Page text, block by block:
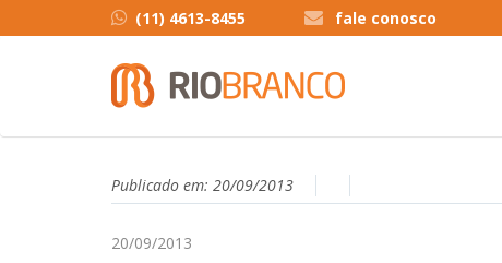
(11) 4613-8455 fale conosco
Publicado em: 20/09/2013
20/09/2013